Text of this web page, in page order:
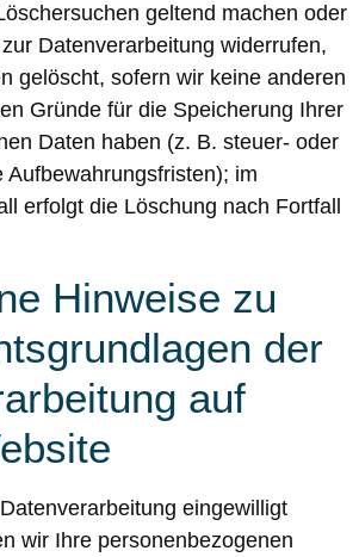
geltend machen oder
Datenverarbeitung widerrufen,
gelöscht, sofern wir keine anderen
Gründe für die Speicherung Ihrer
Daten haben (z. B. steuer- oder
Aufbewahrungsfristen); im
erfolgt die Löschung nach Fortfall
Hinweise zu
der
auf
eingewilligt
wir Ihre personenbezogenen